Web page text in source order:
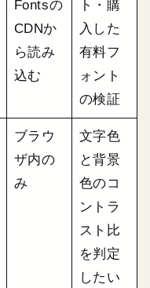
Fontsの
CDNか
ら読み
込む
ト・購
入した
有料フ
ォント
の検証
ブラウ
ザ内の
み
文字色
と背景
色のコ
ントラ
スト比
を判定
したい